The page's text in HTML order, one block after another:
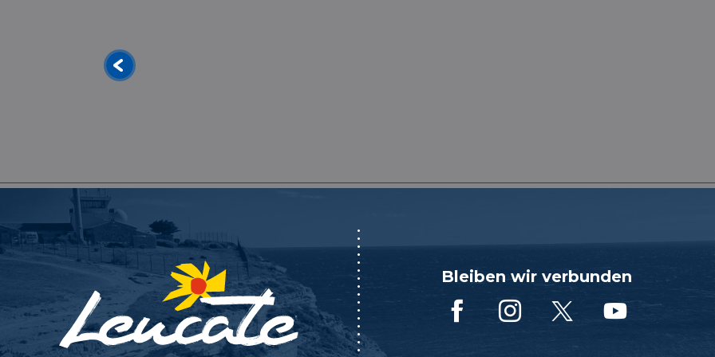
GÄSTEZIMMER
Leucate Village, Leucate
Bleiben wir verbunden